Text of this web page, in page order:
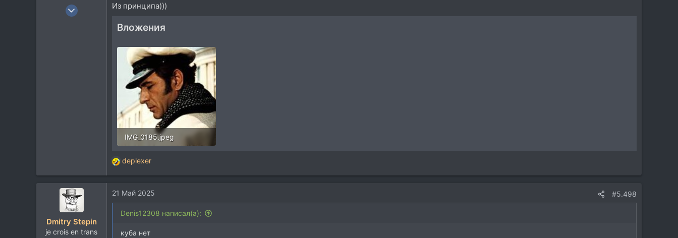
6 Июн 2015
Из принципа)))
Вложения
IMG_0185.jpeg
Р
е
к
ц
deplexer
Dmitry Stepin
je crois en trans
21 Май 2025 #5.498
Denis12308 написал(а):
куба нет